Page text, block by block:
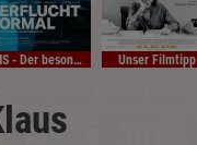
VHS - Der besondere Film Unser Filmtipp